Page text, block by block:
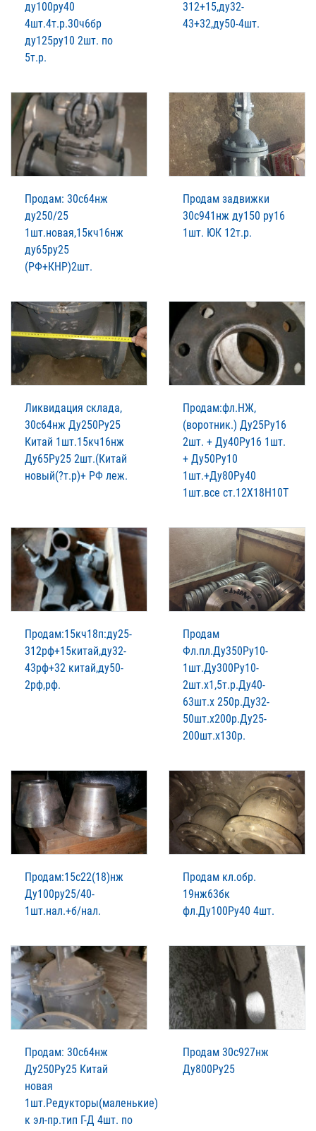
ду100ру40
4шт.4т.р.30ч6бр
ду125ру10 2шт. по
5т.р.
312+15,ду32-
43+32,ду50-4шт.
Продам: 30с64нж
ду250/25
1шт.новая,15кч16нж
ду65ру25
(РФ+КНР)2шт.
Продам задвижки
30с941нж ду150 ру16
1шт. ЮК 12т.р.
Ликвидация склада,
30с64нж Ду250Ру25
Китай 1шт.15кч16нж
Ду65Ру25 2шт.(Китай
новый(?т.р)+ РФ леж.
Продам:фл.НЖ,
(воротник.) Ду25Ру16
2шт. + Ду40Ру16 1шт.
+ Ду50Ру10
1шт.+Ду80Ру40
1шт.все ст.12Х18Н10Т
Продам:15кч18п:ду25-
312рф+15китай,ду32-
43рф+32 китай,ду50-
2рф,рф.
Продам
Фл.пл.Ду350Ру10-
1шт.Ду300Ру10-
2шт.х1,5т.р.Ду40-
63шт.х 250р.Ду32-
50шт.х200р.Ду25-
200шт.х130р.
Продам:15с22(18)нж
Ду100ру25/40-
1шт.нал.+б/нал.
Продам кл.обр.
19нж63бк
фл.Ду100Ру40 4шт.
Продам: 30с64нж
Ду250Ру25 Китай
новая
1шт.Редукторы(маленькие)
к эл-пр.тип Г-Д 4шт. по
Продам 30с927нж
Ду800Ру25